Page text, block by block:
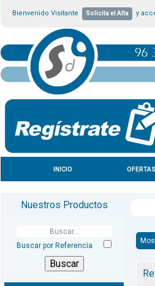
Bienvenido Visitante Solicita el Alta y
INICIO OFERTAS
Nuestros Productos
Buscar por Referencia